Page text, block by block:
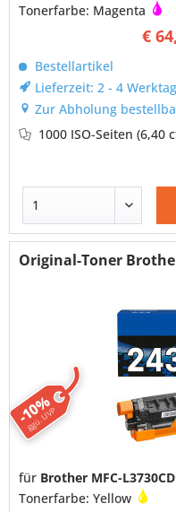
€
Tonerfarbe: Magenta
Bestellartikel
Lieferzeit: 2 - 4
Zur Abholung
1000 ISO-Seiten(6,40
-10%
ggü. UVP
Original-Toner
für Brother MFC-
Tonerfarbe: Yellow